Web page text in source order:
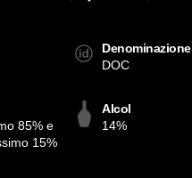
Denominazione
DOC
85% e
15%
Alcol
14%